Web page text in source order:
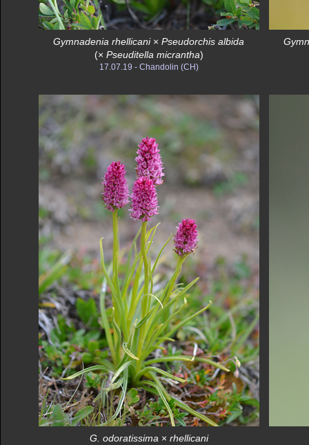
Gymnadenia rhellicani × Pseudorchis albida
(× Pseuditella micrantha)
17.07.19 - Chandolin (CH)
G. odoratissima × rhellicani